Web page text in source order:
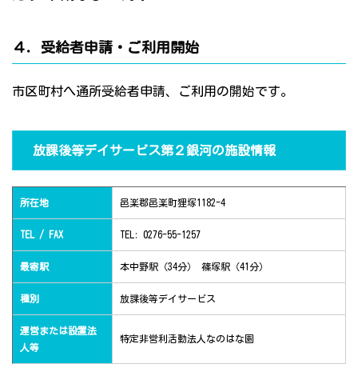
４．受給者申請・ご利用開始
市区町村へ通所受給者申請、ご利用の開始です。
放課後等デイサービス第２銀河の施設情報
所在地 邑楽郡邑楽町狸塚1182-4
TEL / FAX TEL: 0276-55-1257
最寄駅 本中野駅（34分） 篠塚駅（41分）
種別 放課後等デイサービス
運営または設置法
人等
特定非営利活動法人なのはな園